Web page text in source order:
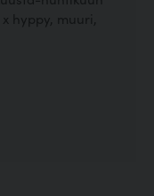
hyppy, muuri,